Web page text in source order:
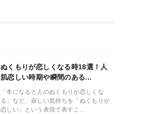
ぬくもりが恋しくなる時18選！人
肌恋しい時期や瞬間のある...
「冬になると人のぬくもりが恋しくな
る」など、寂しい気持ちを「ぬくもりが
恋しい」という表現で表すこ...